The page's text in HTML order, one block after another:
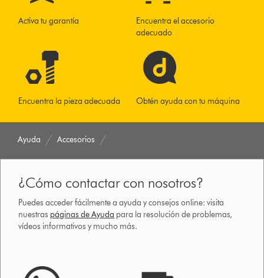
Activa tu garantía
Encuentra el accesorio
adecuado
Encuentra la pieza adecuada Obtén ayuda con tu máquina
Ayuda Accesorios
¿Cómo contactar con nosotros?
Puedes acceder fácilmente a ayuda y consejos online: visita
nuestras páginas de Ayuda para la resolución de problemas,
vídeos informativos y mucho más.